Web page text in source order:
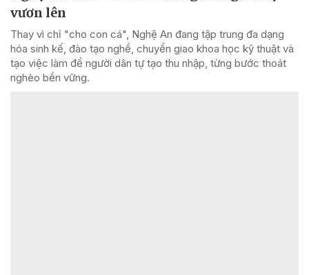
vươn lên
Thay vì chỉ "cho con cá", Nghệ An đang tập trung đa dạng
hóa sinh kế, đào tạo nghề, chuyển giao khoa học kỹ thuật và
tạo việc làm để người dân tự tạo thu nhập, từng bước thoát
nghèo bền vững.